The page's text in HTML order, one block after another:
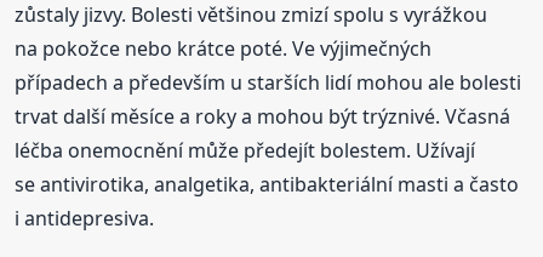
zůstaly jizvy. Bolesti většinou zmizí spolu s vyrážkou
na pokožce nebo krátce poté. Ve výjimečných
případech a především u starších lidí mohou ale bolesti
trvat další měsíce a roky a mohou být trýznivé. Včasná
léčba onemocnění může předejít bolestem. Užívají
se antivirotika, analgetika, antibakteriální masti a často
i antidepresiva.